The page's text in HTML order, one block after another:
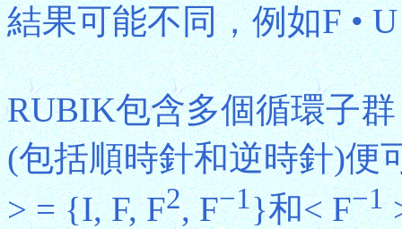
結果可能不同，例如F • U
RUBIK包含多個循環子
(包括順時針和逆時針)便
> = {I, F, F2, F−1}和< F−1